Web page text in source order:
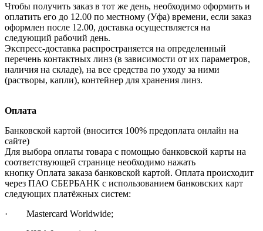
Чтобы получить заказ в тот же день, необходимо оформить и
оплатить его до 12.00 по местному (Уфа) времени, если заказ
оформлен после 12.00, доставка осуществляется на
следующий рабочий день.
Экспресс-доставка распространяется на определенный
перечень контактных линз (в зависимости от их параметров,
наличия на складе), на все средства по уходу за ними
(растворы, капли), контейнер для хранения линз.
Оплата
Банковской картой (вносится 100% предоплата онлайн на
сайте)
Для выбора оплаты товара с помощью банковской карты на
соответствующей странице необходимо нажать
кнопку Оплата заказа банковской картой. Оплата происходит
через ПАО СБЕРБАНК с использованием банковских карт
следующих платёжных систем:
· Mastercard Worldwide;